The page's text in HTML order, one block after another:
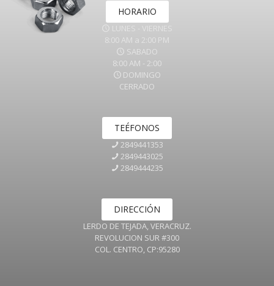
HORARIO
LUNES - VIERNES
8:00 AM a 2:00 PM
SABADO
8:00 AM - 2:00
DOMINGO
CERRADO
TEÉFONOS
2849441353
2849443025
2849444235
DIRECCIÓN
LERDO DE TEJADA, VERACRUZ.
REVOLUCION SUR #300
COL. CENTRO, CP:95280